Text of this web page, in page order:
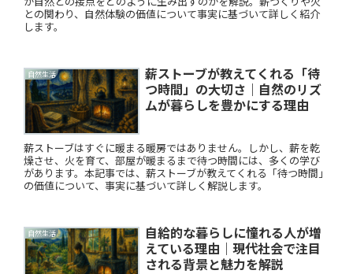
との関わり、自然体験の価値について事実に基づいて詳しく紹介
します。
自然生活
薪ストーブが教えてくれる「待
つ時間」の大切さ｜自然のリズ
ムが暮らしを豊かにする理由
薪ストーブはすぐに暖まる暖房ではありません。しかし、薪を乾
燥させ、火を育て、部屋が暖まるまで待つ時間には、多くの学び
があります。本記事では、薪ストーブが教えてくれる「待つ時間」
の価値について、事実に基づいて詳しく解説します。
自然生活
自給的な暮らしに憧れる人が増
えている理由｜現代社会で注目
される背景と魅力を解説